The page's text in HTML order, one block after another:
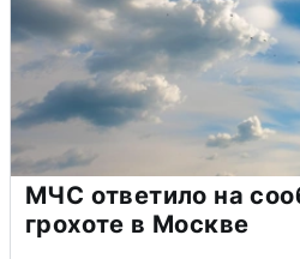
МЧС ответило на
грохоте в Москве